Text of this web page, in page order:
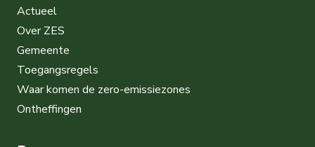
Actueel
Over ZES
Gemeente
Toegangsregels
Waar komen de zero-emissiezones
Ontheffingen